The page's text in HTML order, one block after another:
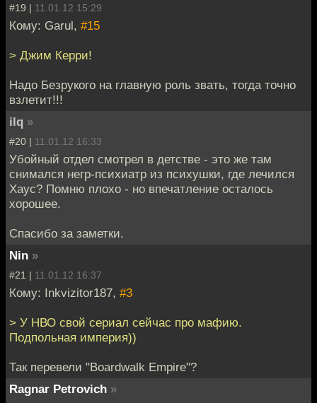
#19 | 11.01.12 15:29
Кому: Garul, #15
> Джим Керри!
Надо Безрукого на главную роль звать, тогда точно
взлетит!!!
ilq »
#20 | 11.01.12 16:33
Убойный отдел смотрел в детстве - это же там
снимался негр-психиатр из психушки, где лечился
Хаус? Помню плохо - но впечатление осталось
хорошее.
Спасибо за заметки.
Nin »
#21 | 11.01.12 16:37
Кому: Inkvizitor187, #3
> У НВО свой сериал сейчас про мафию.
Подпольная империя))
Так перевели "Boardwalk Empire"?
Ragnar Petrovich »